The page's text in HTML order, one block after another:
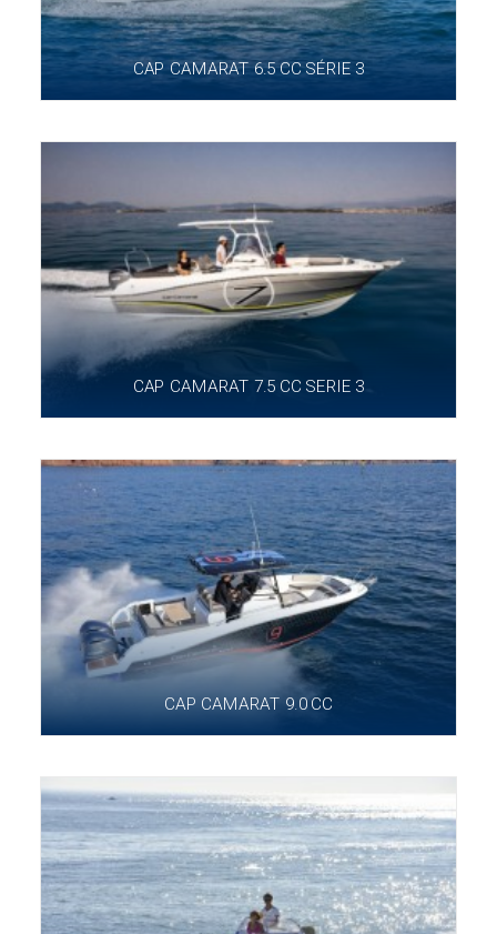
CAP CAMARAT 6.5 CC SÉRIE 3
CAP CAMARAT 7.5 CC SERIE 3
CAP CAMARAT 9.0 CC